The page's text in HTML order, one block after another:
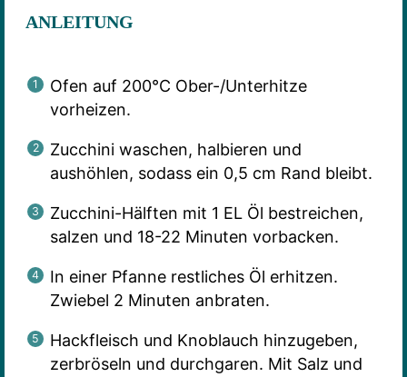
ANLEITUNG
Ofen auf 200°C Ober-/Unterhitze
vorheizen.
Zucchini waschen, halbieren und
aushöhlen, sodass ein 0,5 cm Rand bleibt.
Zucchini-Hälften mit 1 EL Öl bestreichen,
salzen und 18-22 Minuten vorbacken.
In einer Pfanne restliches Öl erhitzen.
Zwiebel 2 Minuten anbraten.
Hackfleisch und Knoblauch hinzugeben,
zerbröseln und durchgaren. Mit Salz und